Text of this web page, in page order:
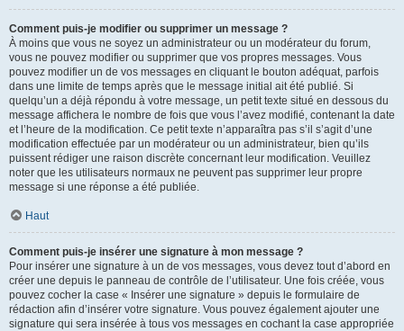
Comment puis-je modifier ou supprimer un message ?
À moins que vous ne soyez un administrateur ou un modérateur du forum,
vous ne pouvez modifier ou supprimer que vos propres messages. Vous
pouvez modifier un de vos messages en cliquant le bouton adéquat, parfois
dans une limite de temps après que le message initial ait été publié. Si
quelqu’un a déjà répondu à votre message, un petit texte situé en dessous du
message affichera le nombre de fois que vous l’avez modifié, contenant la date
et l’heure de la modification. Ce petit texte n’apparaîtra pas s’il s’agit d’une
modification effectuée par un modérateur ou un administrateur, bien qu’ils
puissent rédiger une raison discrète concernant leur modification. Veuillez
noter que les utilisateurs normaux ne peuvent pas supprimer leur propre
message si une réponse a été publiée.
Haut
Comment puis-je insérer une signature à mon message ?
Pour insérer une signature à un de vos messages, vous devez tout d’abord en
créer une depuis le panneau de contrôle de l’utilisateur. Une fois créée, vous
pouvez cocher la case « Insérer une signature » depuis le formulaire de
rédaction afin d’insérer votre signature. Vous pouvez également ajouter une
signature qui sera insérée à tous vos messages en cochant la case appropriée